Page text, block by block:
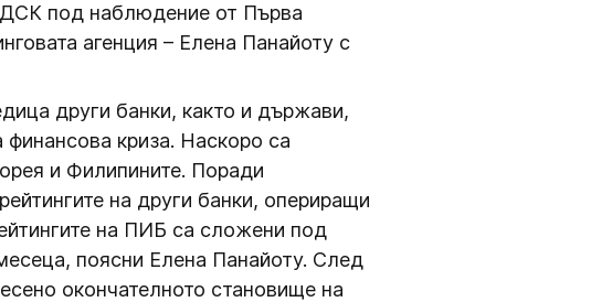
под наблюдение от Първа
агенция – Елена Панайоту с
други банки, както и държави,
финансова криза. Наскоро са
и Филипините. Поради
на други банки, опериращи
на ПИБ са сложени под
поясни Елена Панайоту. След
окончателното становище на